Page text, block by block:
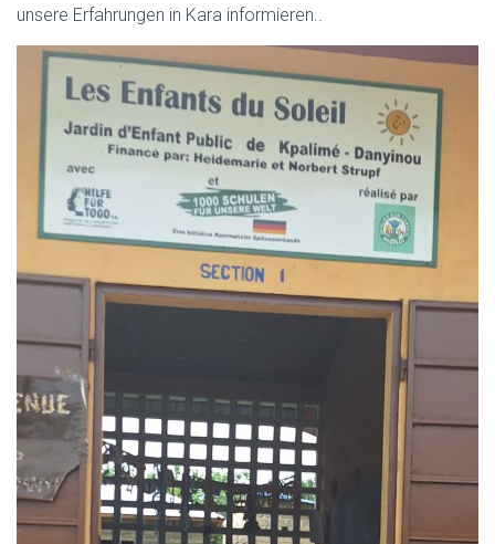
unsere Erfahrungen in Kara informieren..